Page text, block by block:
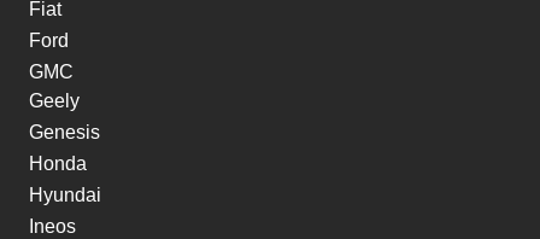
Fiat
Ford
GMC
Geely
Genesis
Honda
Hyundai
Ineos